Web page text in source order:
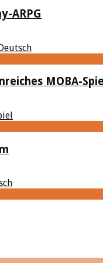
ARPG
MOBA-